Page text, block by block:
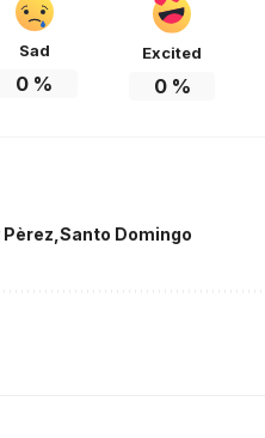
Sad
0 %
Excited
0%
Pèrez Santo Domingo